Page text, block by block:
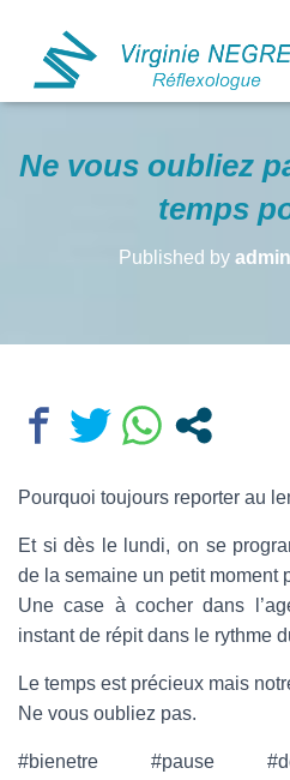
Ne vous oubliez
temps
Published by admin
Pourquoi toujours reporter au
Et si dès le lundi, on se
de la semaine un petit moment
Une case à cocher dans
instant de répit dans le rythme
Le temps est précieux mais
Ne vous oubliez pas.
#bienetre #pause